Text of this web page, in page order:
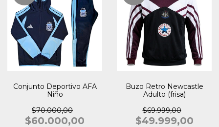
Conjunto Deportivo AFA
Niño
$70.000,00
$60.000,00
Buzo Retro Newcastle
Adulto (frisa)
$69.999,00
$49.999,00